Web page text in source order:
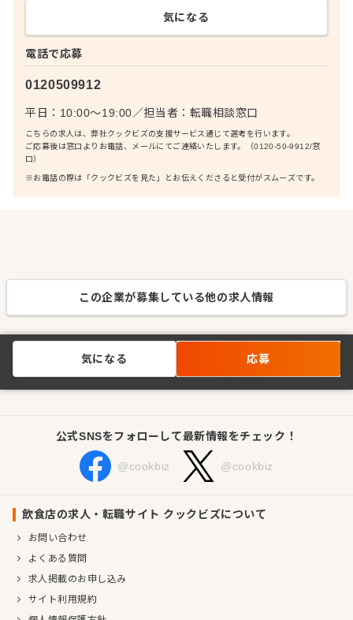
電話で応募
0120509912
平日：10:00〜19:00／担当者： 転職相談窓口
こちらの求人は、弊社クックビズの支援サービス通じて選考を行います。
ご応募後は窓口よりお電話、メールにてご連絡いたします。（0120-50-9912/窓
口）
※お電話の際は「クックビズを見た」とお伝えくださると受付がスムーズです。
気になる
この企業が募集している他の求人情報
気になる 応募
公式SNSをフォローして最新情報をチェック！
@cookbiz @cookbiz
飲食店の求人・転職サイト クックビズについて
お問い合わせ
よくある質問
求人掲載のお申し込み
サイト利用規約